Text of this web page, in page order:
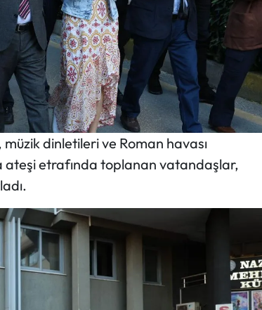
dinletileri ve Roman havası
ateşi etrafında toplanan vatandaşlar,